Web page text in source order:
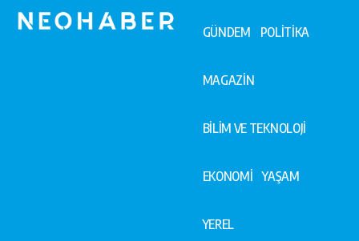
GÜNDEM POLİTİKA
MAGAZİN
BİLİM VE TEKNOLOJİ
EKONOMİ YAŞAM
YEREL